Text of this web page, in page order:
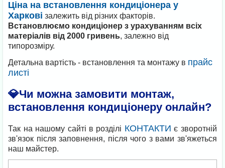
Ціна на встановлення кондиціонера у
Харкові залежить від різних факторів.
Встановлюємо кондиціонер з урахуванням всіх
матеріалів від 2000 гривень, залежно від
типорозміру.
Детальна вартість - встановлення та монтажу в прайс
листі
💎Чи можна замовити монтаж,
встановлення кондиціонеру онлайн?
Так на нашому сайті в розділі КОНТАКТИ є зворотній
зв'язок після заповнення, після чого з вами зв'яжеться
наш майстер.